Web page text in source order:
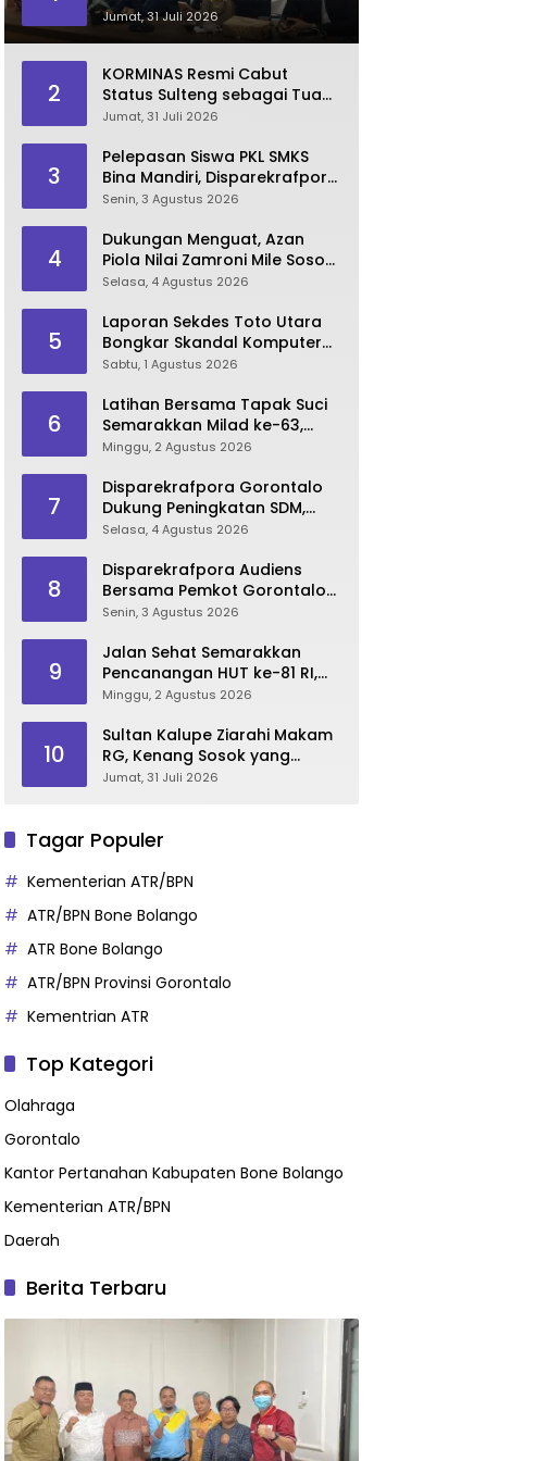
Dinilai Kian Terpuruk
Jumat, 31 Juli 2026
2
KORMINAS Resmi Cabut
Status Sulteng sebagai Tuan
Rumah FORNAS IX 2027
Jumat, 31 Juli 2026
3
Pelepasan Siswa PKL SMKS
Bina Mandiri, Disparekrafpora
Dorong Lahirnya SDM
Senin, 3 Agustus 2026
4
Dukungan Menguat, Azan
Piola Nilai Zamroni Mile Sosok
Tepat Teruskan
Selasa, 4 Agustus 2026
5
Laporan Sekdes Toto Utara
Bongkar Skandal Komputer
‘Siluman’ 2025
Sabtu, 1 Agustus 2026
6
Latihan Bersama Tapak Suci
Semarakkan Milad ke-63,
Sultan Kalupe Ajak Atlet
Minggu, 2 Agustus 2026
7
Disparekrafpora Gorontalo
Dukung Peningkatan SDM,
Berikan Rekomendasi Studi S3
Selasa, 4 Agustus 2026
8
Disparekrafpora Audiens
Bersama Pemkot Gorontalo
Bahas Dukungan GKK 2026
Senin, 3 Agustus 2026
9
Jalan Sehat Semarakkan
Pencanangan HUT ke-81 RI,
Danau Perintis Jadi Etalase
Minggu, 2 Agustus 2026
10
Sultan Kalupe Ziarahi Makam
RG, Kenang Sosok yang
Mendedikasikan Hidup untuk
Jumat, 31 Juli 2026
Tagar Populer
Kementerian ATR/BPN
ATR/BPN Bone Bolango
ATR Bone Bolango
ATR/BPN Provinsi Gorontalo
Kementrian ATR
Top Kategori
Olahraga
Gorontalo
Kantor Pertanahan Kabupaten Bone Bolango
Kementerian ATR/BPN
Daerah
Berita Terbaru